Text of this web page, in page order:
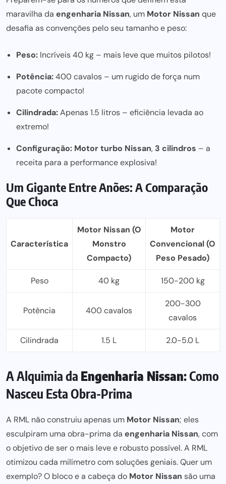
maravilha da engenharia Nissan, um Motor Nissan que
desafia as convenções pelo seu tamanho e peso:
Peso: Incríveis 40 kg – mais leve que muitos pilotos!
Potência:400 cavalos – um rugido de força num
pacote compacto!
Cilindrada:Apenas 1.5 litros – eficiência levada ao
extremo!
Configuração: Motor turbo Nissan, 3 cilindros – a
receita para a performance explosiva!
Um Gigante Entre Anões: A Comparação
Que Choca
Característica
Motor Nissan (O
Monstro
Compacto)
Motor
Convencional (O
Peso Pesado)
Peso 40 kg 150-200 kg
Potência 400 cavalos
200-300
cavalos
Cilindrada 1.5 L 2.0-5.0 L
A Alquimia da Engenharia Nissan: Como
Nasceu Esta Obra-Prima
A RML não construiu apenas um Motor Nissan; eles
esculpiram uma obra-prima da engenharia Nissan, com
o objetivo de ser o mais leve e robusto possível. A RML
otimizou cada milímetro com soluções geniais. Quer um
exemplo? O bloco e a cabeça do Motor Nissan são uma